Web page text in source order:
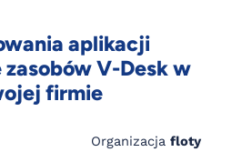
aplikacji
V-Desk w
firmie
Organizacja floty